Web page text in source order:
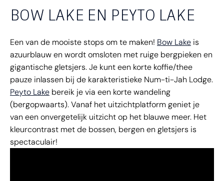
BOW LAKE EN PEYTO LAKE
Een van de mooiste stops om te maken! Bow Lake is
azuurblauw en wordt omsloten met ruige bergpieken en
gigantische gletsjers. Je kunt een korte koffie/thee
pauze inlassen bij de karakteristieke Num-ti-Jah Lodge.
Peyto Lake bereik je via een korte wandeling
(bergopwaarts). Vanaf het uitzichtplatform geniet je
van een onvergetelijk uitzicht op het blauwe meer. Het
kleurcontrast met de bossen, bergen en gletsjers is
spectaculair!